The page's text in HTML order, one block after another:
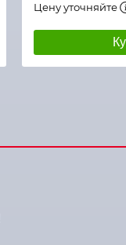
Цену уточняйте